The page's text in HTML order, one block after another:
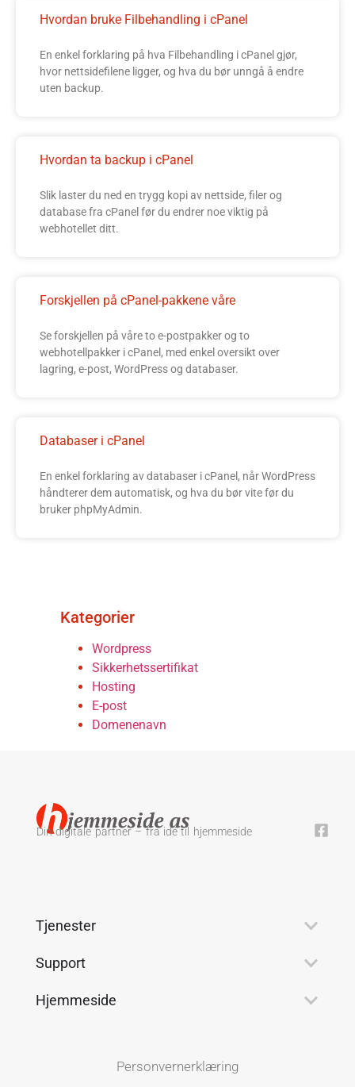
Hvordan bruke Filbehandling i cPanel
En enkel forklaring på hva Filbehandling i cPanel gjør,
hvor nettsidefilene ligger, og hva du bør unngå å endre
uten backup.
Hvordan ta backup i cPanel
Slik laster du ned en trygg kopi av nettside, filer og
database fra cPanel før du endrer noe viktig på
webhotellet ditt.
Forskjellen på cPanel-pakkene våre
Se forskjellen på våre to e-postpakker og to
webhotellpakker i cPanel, med enkel oversikt over
lagring, e-post, WordPress og databaser.
Databaser i cPanel
En enkel forklaring av databaser i cPanel, når WordPress
håndterer dem automatisk, og hva du bør vite før du
bruker phpMyAdmin.
Kategorier
Wordpress
Sikkerhetssertifikat
Hosting
E-post
Domenenavn
Din digitale partner – fra idé til hjemmeside
Tjenester
Support
Hjemmeside
Personvernerklæring